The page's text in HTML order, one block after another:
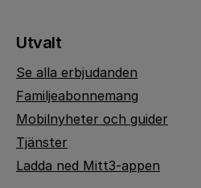
Utvalt
Se alla erbjudanden
Familjeabonnemang
Mobilnyheter och guider
Tjänster
Ladda ned Mitt3-appen